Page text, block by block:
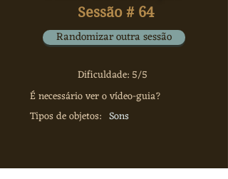
Sessão # 64
Randomizar outra sessão
Dificuldade: 5/5
É necessário ver o vídeo-guia?
Tipos de objetos: Sons